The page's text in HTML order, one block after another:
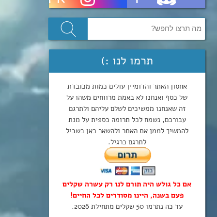
תרמו לנו :)
אחסון האתר והדומיין עולים כמות מכובדת
של כסף ואנחנו לא באמת מרווחים משהו על
זה שאנחנו ממשיכים לשלם עליהם ולתרגם
עבורכם, נשמח לכל תרומה כספית על מנת
להמשיך לממן את האתר ולהשאר כאן בשביל
לתרגם כרגיל.
אם כל גולש היה תורם לנו רק עשרה שקלים
פעם בשנה, היינו מסודרים לכל החיים!
עד כה נתרמו 50 שקלים מתחילת 2026.